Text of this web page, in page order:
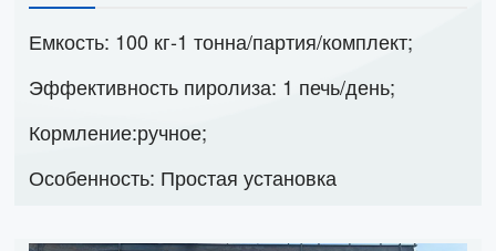
Емкость: 100 кг-1 тонна/партия/комплект;
Эффективность пиролиза: 1 печь/день;
Кормление:ручное;
Особенность: Простая установка